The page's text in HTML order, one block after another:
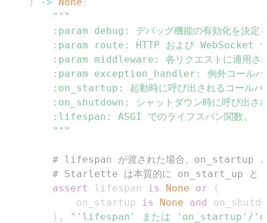
        """
# lifespan が渡された場合、on_startup
# Starlette は本質的に on_start_up と
assert
lifespan is None or
(
            on_startup
is None and
) , "'lifespan' または 'on_startup'/